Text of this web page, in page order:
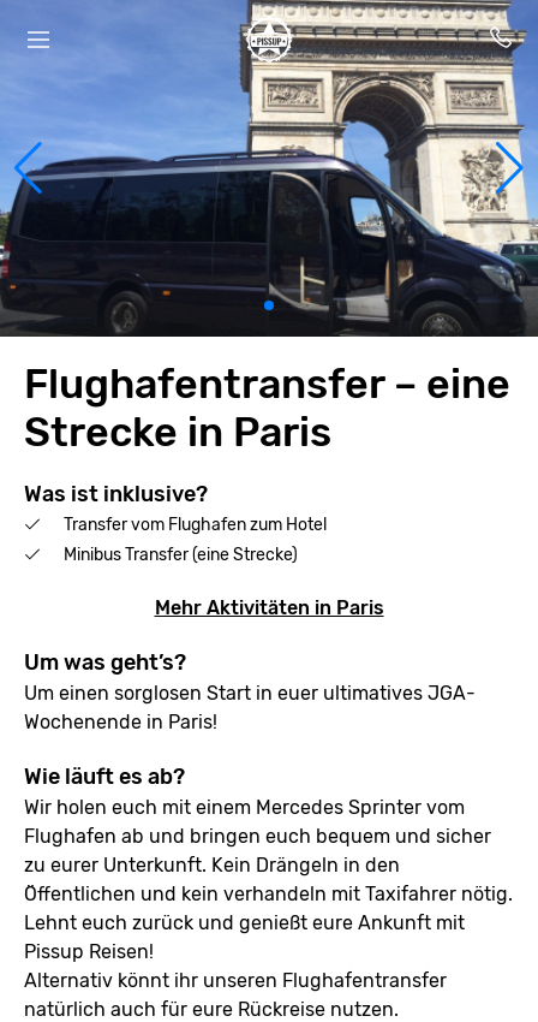
Flughafentransfer – eine
Strecke in Paris
Was ist inklusive?
Transfer vom Flughafen zum Hotel
Minibus Transfer (eine Strecke)
Mehr Aktivitäten in Paris
Um was geht’s?
Um einen sorglosen Start in euer ultimatives JGA-
Wochenende in Paris!
Wie läuft es ab?
Wir holen euch mit einem Mercedes Sprinter vom
Flughafen ab und bringen euch bequem und sicher
zu eurer Unterkunft. Kein Drängeln in den
Öffentlichen und kein verhandeln mit Taxifahrer nötig.
Lehnt euch zurück und genießt eure Ankunft mit
Pissup Reisen!
Alternativ könnt ihr unseren Flughafentransfer
natürlich auch für eure Rückreise nutzen.